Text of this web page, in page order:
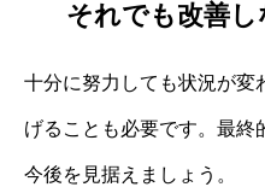
それでも改善
十分に努力しても状況が変
げることも必要です。最終
今後を見据えましょう。